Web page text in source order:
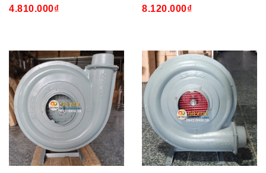
4.810.000₫ 8.120.000₫